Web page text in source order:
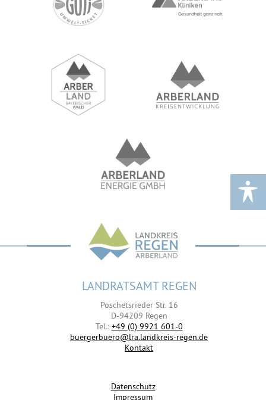
LANDRATSAMT REGEN
Poschetsrieder Str. 16
D-94209 Regen
Tel.: +49 (0) 9921 601-0
buergerbuero@lra.landkreis-regen.de
Kontakt
Datenschutz
Impressum